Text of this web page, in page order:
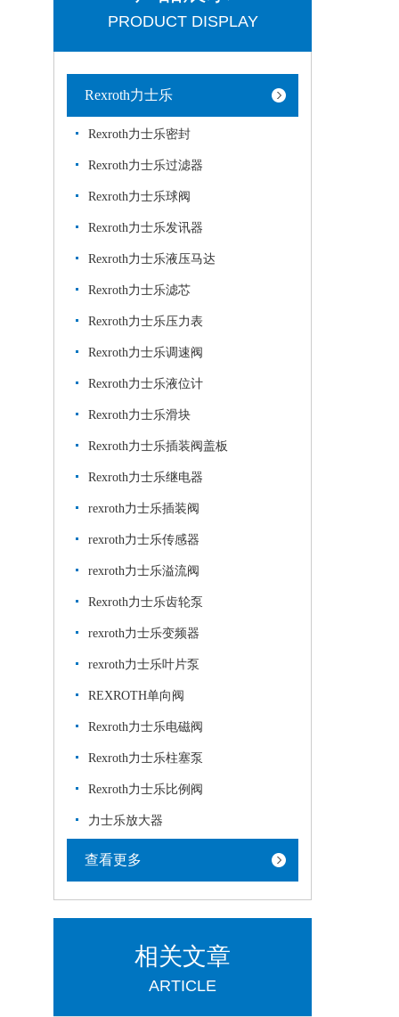
PRODUCT DISPLAY
Rexroth力士乐
Rexroth力士乐密封
Rexroth力士乐过滤器
Rexroth力士乐球阀
Rexroth力士乐发讯器
Rexroth力士乐液压马达
Rexroth力士乐滤芯
Rexroth力士乐压力表
Rexroth力士乐调速阀
Rexroth力士乐液位计
Rexroth力士乐滑块
Rexroth力士乐插装阀盖板
Rexroth力士乐继电器
rexroth力士乐插装阀
rexroth力士乐传感器
rexroth力士乐溢流阀
Rexroth力士乐齿轮泵
rexroth力士乐变频器
rexroth力士乐叶片泵
REXROTH单向阀
Rexroth力士乐电磁阀
Rexroth力士乐柱塞泵
Rexroth力士乐比例阀
力士乐放大器
查看更多
相关文章
ARTICLE